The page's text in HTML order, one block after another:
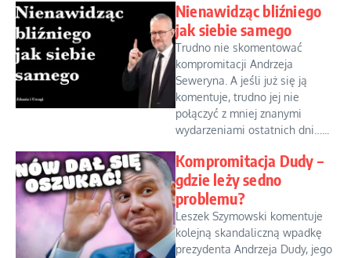
Nienawidząc bliźniego
jak siebie samego
Trudno nie skomentować
kompromitacji Andrzeja
Seweryna. A jeśli już się ją
komentuje, trudno jej nie
połączyć z mniej znanymi
wydarzeniami ostatnich dni…...
Kompromitacja Dudy –
gdzie leży sedno
problemu?
Leszek Szymowski komentuje
kolejną skandaliczną wpadkę
prezydenta Andrzeja Dudy, jego